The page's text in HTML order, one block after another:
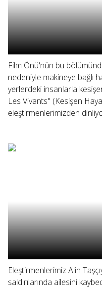
Film Önü'nün bu
nedeniyle makineye bağlı
yerlerdeki insanlarla
Les Vivants" (Kesişen
eleştirmenlerimizden
Eleştirmenlerimiz Alin
saldırılarında ailesini